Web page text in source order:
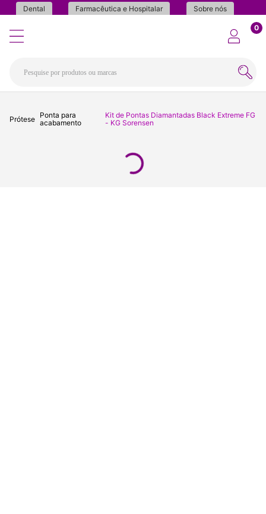
Dental Farmacêutica e Hospitalar Sobre nós
0
Prótese Ponta para
acabamento
Kit de Pontas Diamantadas Black Extreme FG
- KG Sorensen